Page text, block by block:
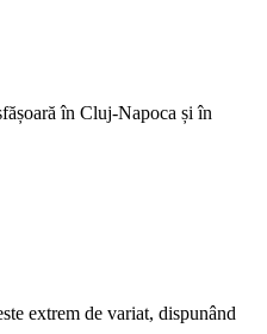
în Cluj-Napoca și în
extrem de variat, dispunând